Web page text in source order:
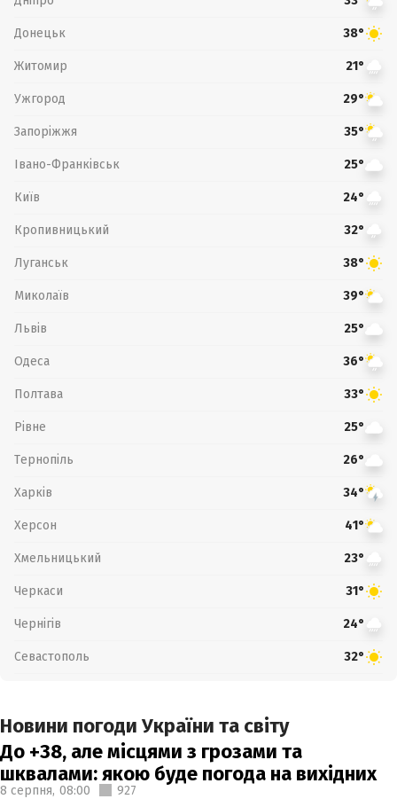
Донецьк 38°
Житомир 21°
Ужгород 29°
Запоріжжя 35°
Івано-Франківськ 25°
Київ 24°
Кропивницький 32°
Луганськ 38°
Миколаїв 39°
Львів 25°
Одеса 36°
Полтава 33°
Рівне 25°
Тернопіль 26°
Харків 34°
Херсон 41°
Хмельницький 23°
Черкаси 31°
Чернігів 24°
Севастополь 32°
Новини погоди України та світу
До +38, але місцями з грозами та
шквалами: якою буде погода на вихідних
8 серпня, 08:00 927